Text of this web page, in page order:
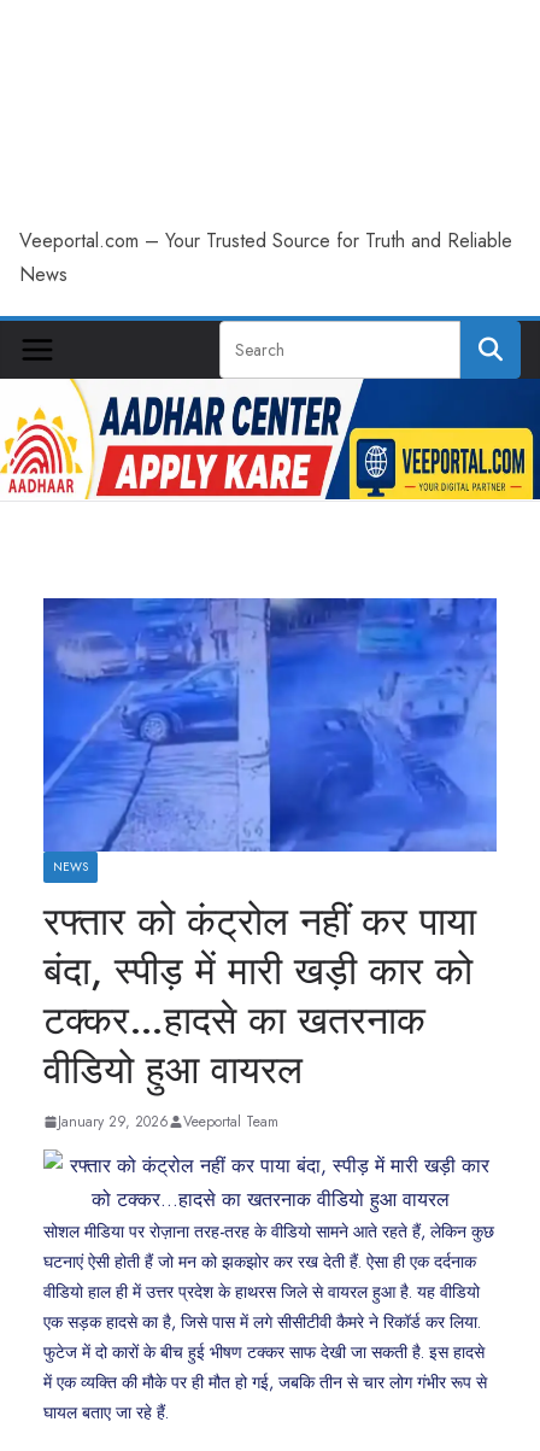
Veeportal.com – Your Trusted Source for Truth and Reliable
News
NEWS
रफ्तार को कंट्रोल नहीं कर पाया
बंदा, स्पीड़ में मारी खड़ी कार को
टक्कर…हादसे का खतरनाक
वीडियो हुआ वायरल
January 29, 2026 Veeportal Team
सोशल मीडिया पर रोज़ाना तरह-तरह के वीडियो सामने आते रहते हैं, लेकिन कुछ
घटनाएं ऐसी होती हैं जो मन को झकझोर कर रख देती हैं. ऐसा ही एक दर्दनाक
वीडियो हाल ही में उत्तर प्रदेश के हाथरस जिले से वायरल हुआ है. यह वीडियो
एक सड़क हादसे का है, जिसे पास में लगे सीसीटीवी कैमरे ने रिकॉर्ड कर लिया.
फुटेज में दो कारों के बीच हुई भीषण टक्कर साफ देखी जा सकती है. इस हादसे
में एक व्यक्ति की मौके पर ही मौत हो गई, जबकि तीन से चार लोग गंभीर रूप से
घायल बताए जा रहे हैं.